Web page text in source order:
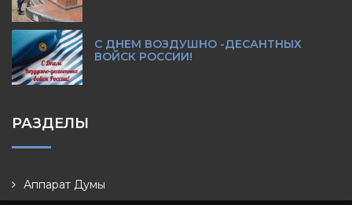
С ДНЕМ ВОЗДУШНО -ДЕСАНТНЫХ
ВОЙСК РОССИИ!
РАЗДЕЛЫ
Аппарат Думы